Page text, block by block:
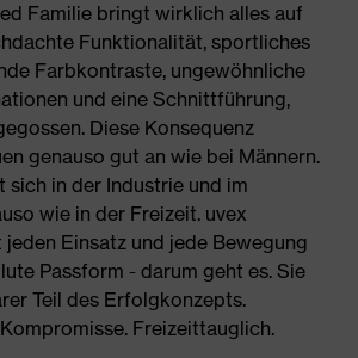
Familie bringt wirklich alles auf
Funktionalität, sportliches
Farbkontraste, ungewöhnliche
und eine Schnittführung,
Diese Konsequenz
genauso gut an wie bei Männern.
sich in der Industrie und im
wie in der Freizeit. uvex
Einsatz und jede Bewegung
Passform - darum geht es. Sie
Teil des Erfolgkonzepts.
Freizeittauglich.